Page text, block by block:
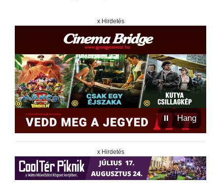
x Hirdetés
⏸ Hang
x Hirdetés